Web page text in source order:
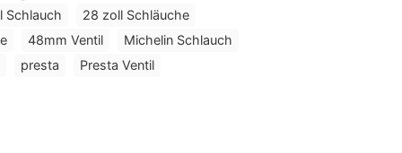
Schlauch
28 zoll Schläuche
48mm Ventil
Michelin Schlauch
presta
Presta Ventil